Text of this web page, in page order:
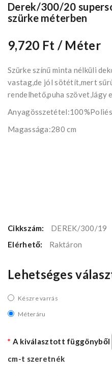
Derek/300/20
szürke méterben
9,720 Ft / Méter
Szürke színű minta nélküli
vastag,de jól sötétít,mert
rendelhető,puha szövet,lágy
Magassága:280 cm
Cikkszám:
DEREK/300/19
Elérhető:
Raktáron
Lehetséges
Készre varrás
Méteráru
A kiválasztott függönyből
cm-t szeretnék